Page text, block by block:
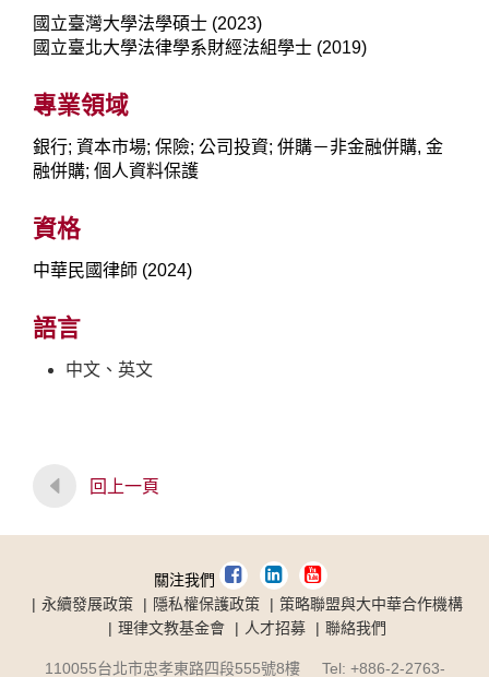
國立臺灣大學法學碩士 (2023)
國立臺北大學法律學系財經法組學士 (2019)
專業領域
銀行; 資本市場; 保險; 公司投資; 併購－非金融併購, 金
融併購; 個人資料保護
資格
中華民國律師 (2024)
語言
中文、英文
回上一頁
關注我們
永續發展政策
隱私權保護政策
策略聯盟與大中華合作機構
理律文教基金會
人才招募 聯絡我們
110055台北市忠孝東路四段555號8樓 Tel: +886-2-2763-